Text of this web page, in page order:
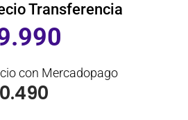
Transferencia
con Mercadopago